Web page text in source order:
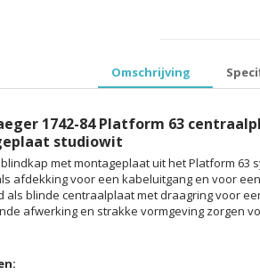
Omschrijving
1742-84 Platform 63
studiowit
met montageplaat uit het Platform 63
afdekking voor een kabeluitgang en voor
als blinde centraalplaat met draagring voor
afwerking en strakke vormgeving zorgen